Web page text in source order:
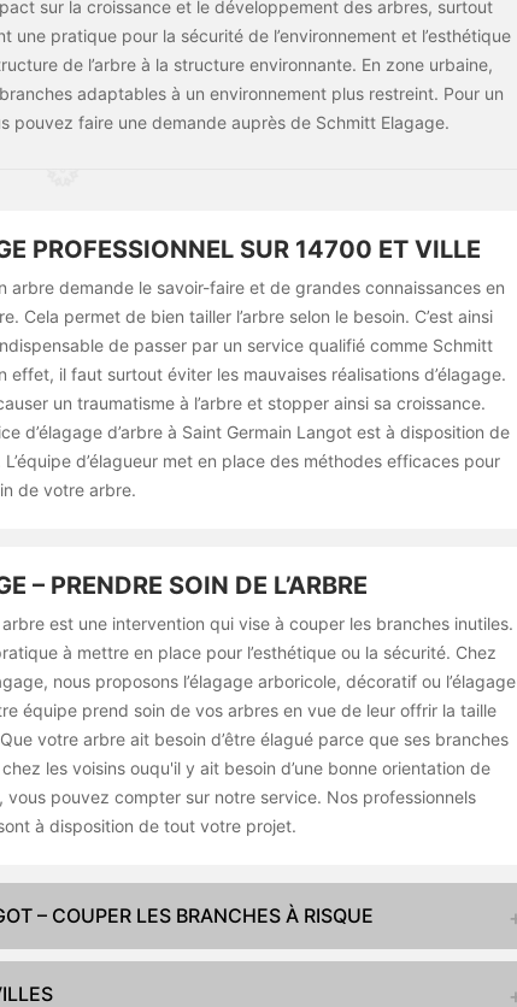
sur la croissance et le développement des arbres, surtout
une pratique pour la sécurité de l’environnement et l’esthétique
de l’arbre à la structure environnante. En zone urbaine,
adaptables à un environnement plus restreint. Pour un
pouvez faire une demande auprès de Schmitt Elagage.
PROFESSIONNEL SUR 14700 ET VILLE
arbre demande le savoir-faire et de grandes connaissances en
Cela permet de bien tailler l’arbre selon le besoin. C’est ainsi
de passer par un service qualifié comme Schmitt
effet, il faut surtout éviter les mauvaises réalisations d’élagage.
un traumatisme à l’arbre et stopper ainsi sa croissance.
d’élagage d’arbre à Saint Germain Langot est à disposition de
d’élagueur met en place des méthodes efficaces pour
de votre arbre.
– PRENDRE SOIN DE L’ARBRE
arbre est une intervention qui vise à couper les branches inutiles.
à mettre en place pour l’esthétique ou la sécurité. Chez
nous proposons l’élagage arboricole, décoratif ou l’élagage
équipe prend soin de vos arbres en vue de leur offrir la taille
votre arbre ait besoin d’être élagué parce que ses branches
les voisins ouqu'il y ait besoin d’une bonne orientation de
vous pouvez compter sur notre service. Nos professionnels
à disposition de tout votre projet.
– COUPER LES BRANCHES À RISQUE